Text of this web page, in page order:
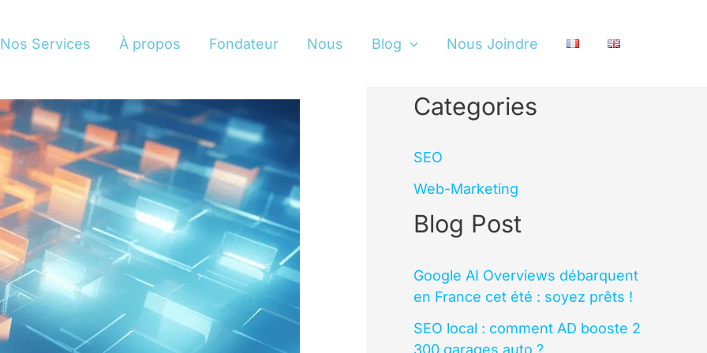
Nos Services À propos Fondateur Nous Blog Nous Joindre
Categories
SEO
Web-Marketing
Blog Post
Google AI Overviews débarquent
en France cet été : soyez prêts !
SEO local : comment AD booste 2